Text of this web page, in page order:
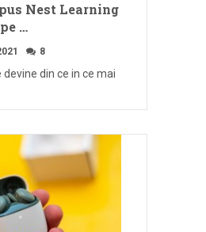
Nest Learning
…
8
devine din ce in ce mai